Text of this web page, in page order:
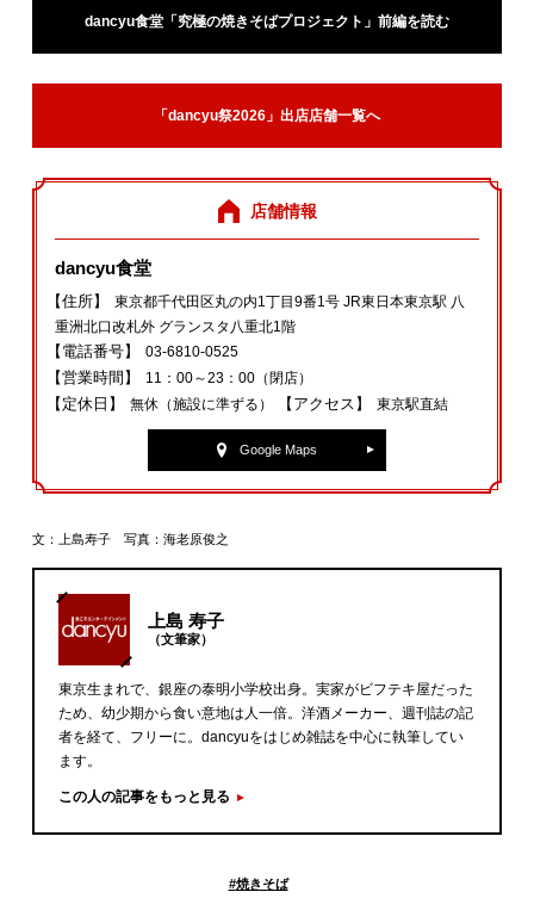
dancyu食堂「究極の焼きそばプロジェクト」前編を読む
「dancyu祭2026」出店店舗一覧へ
店舗情報
dancyu食堂
【住所】
東京都千代田区丸の内1丁目9番1号 JR東日本東京駅 八
重洲北口改札外 グランスタ八重北1階
【電話番号】 03‐6810‐0525
【営業時間】 11：00～23：00（閉店）
【定休日】 無休（施設に準ずる） 【アクセス】 東京駅直結
Google Maps
文：上島寿子 写真：海老原俊之
上島 寿子
（文筆家）
東京生まれで、銀座の泰明小学校出身。実家がビフテキ屋だった
ため、幼少期から食い意地は人一倍。洋酒メーカー、週刊誌の記
者を経て、フリーに。dancyuをはじめ雑誌を中心に執筆してい
ます。
この人の記事をもっと見る
#焼きそば